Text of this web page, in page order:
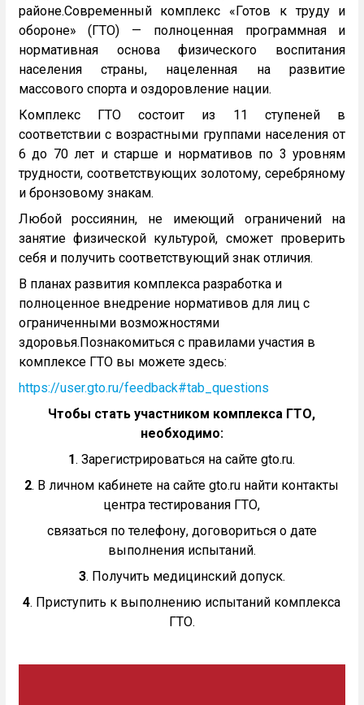
районе.Современный комплекс «Готов к труду и
обороне» (ГТО) — полноценная программная и
нормативная основа физического воспитания
населения страны, нацеленная на развитие
массового спорта и оздоровление нации.
Комплекс ГТО состоит из 11 ступеней в
соответствии с возрастными группами населения от
6 до 70 лет и старше и нормативов по 3 уровням
трудности, соответствующих золотому, серебряному
и бронзовому знакам.
Любой россиянин, не имеющий ограничений на
занятие физической культурой, сможет проверить
себя и получить соответствующий знак отличия.
В планах развития комплекса разработка и
полноценное внедрение нормативов для лиц с
ограниченными возможностями
здоровья.Познакомиться с правилами участия в
комплексе ГТО вы можете здесь:
https://user.gto.ru/feedback#tab_questions
Чтобы стать участником комплекса ГТО,
необходимо:
1. Зарегистрироваться на сайте gto.ru.
2. В личном кабинете на сайте gto.ru найти контакты
центра тестирования ГТО,
связаться по телефону, договориться о дате
выполнения испытаний.
3. Получить медицинский допуск.
4. Приступить к выполнению испытаний комплекса
ГТО.